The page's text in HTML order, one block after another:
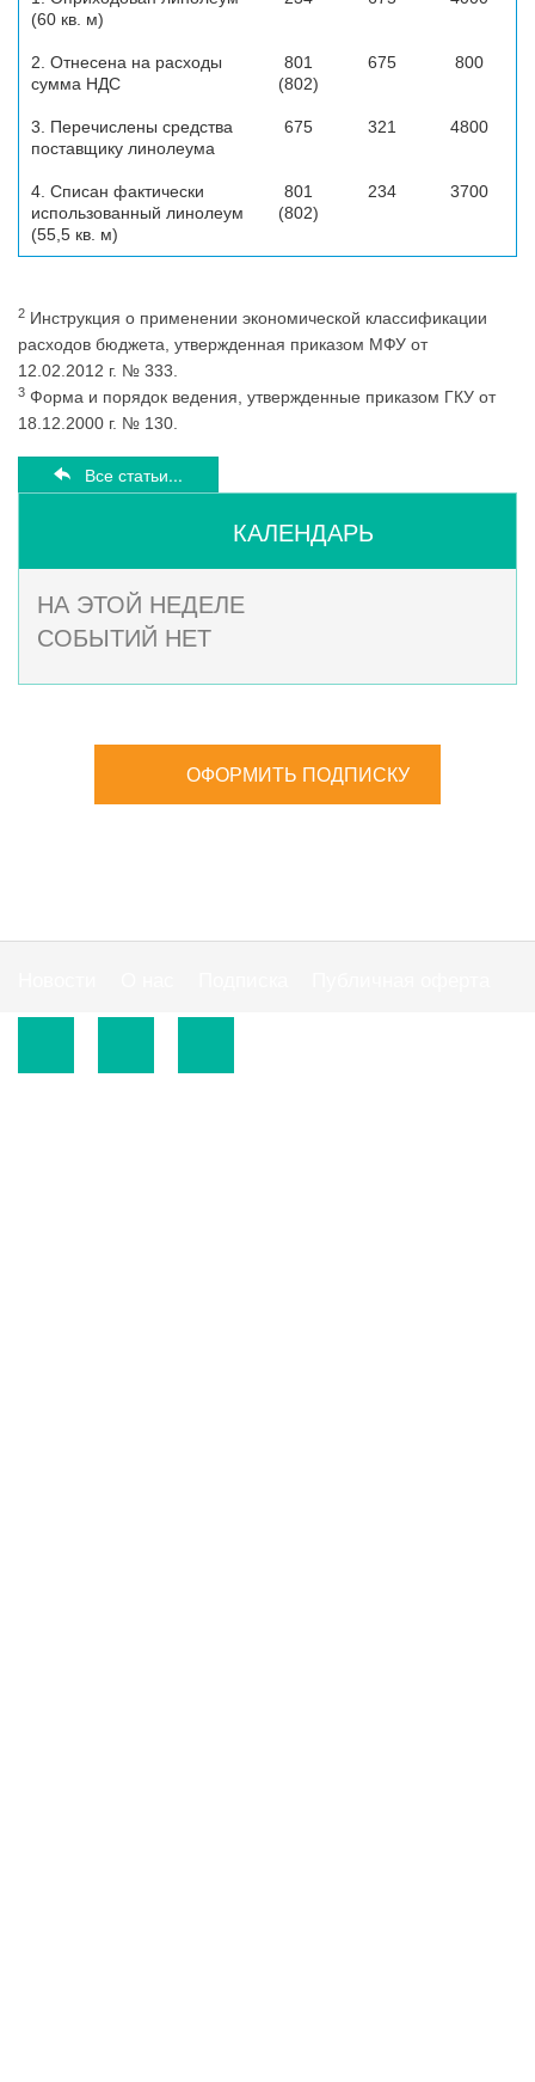
(60 кв. м)
2. Отнесена на расходы
сумма НДС
801
(802)
675 800
3. Перечислены средства
поставщику линолеума
675 321 4800
4. Списан фактически
использованный линолеум
(55,5 кв. м)
801
(802)
234 3700
2 Инструкция о применении экономической классификации
расходов бюджета, утвержденная приказом МФУ от
12.02.2012 г. № 333.
3 Форма и порядок ведения, утвержденные приказом ГКУ от
18.12.2000 г. № 130.
Все статьи...
КАЛЕНДАРЬ
НА ЭТОЙ НЕДЕЛЕ
СОБЫТИЙ НЕТ
ОФОРМИТЬ ПОДПИСКУ